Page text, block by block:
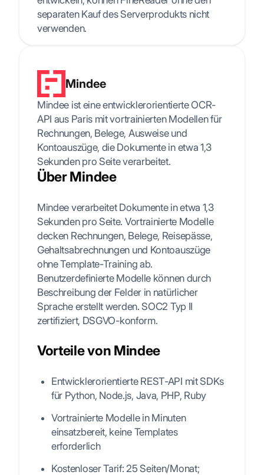
separaten Kauf des Serverprodukts nicht
verwenden.
Mindee
Mindee ist eine entwicklerorientierte OCR-
API aus Paris mit vortrainierten Modellen für
Rechnungen, Belege, Ausweise und
Kontoauszüge, die Dokumente in etwa 1,3
Sekunden pro Seite verarbeitet.
Über Mindee
Mindee verarbeitet Dokumente in etwa 1,3
Sekunden pro Seite. Vortrainierte Modelle
decken Rechnungen, Belege, Reisepässe,
Gehaltsabrechnungen und Kontoauszüge
ohne Template-Training ab.
Benutzerdefinierte Modelle können durch
Beschreibung der Felder in natürlicher
Sprache erstellt werden. SOC2 Typ II
zertifiziert, DSGVO-konform.
Vorteile von Mindee
Entwicklerorientierte REST-API mit SDKs
für Python, Node.js, Java, PHP, Ruby
Vortrainierte Modelle in Minuten
einsatzbereit, keine Templates
erforderlich
Kostenloser Tarif: 25 Seiten/Monat;